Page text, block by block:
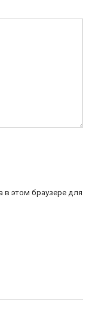
в этом браузере для